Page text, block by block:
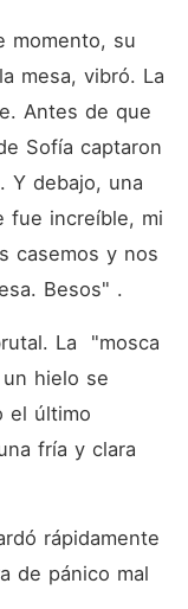
momento, su
mesa, vibró. La
Antes de que
Sofía captaron
Y debajo, una
fue increíble, mi
casemos y nos
Besos" .
La  "mosca
hielo se
el último
fría y clara
rápidamente
de pánico mal